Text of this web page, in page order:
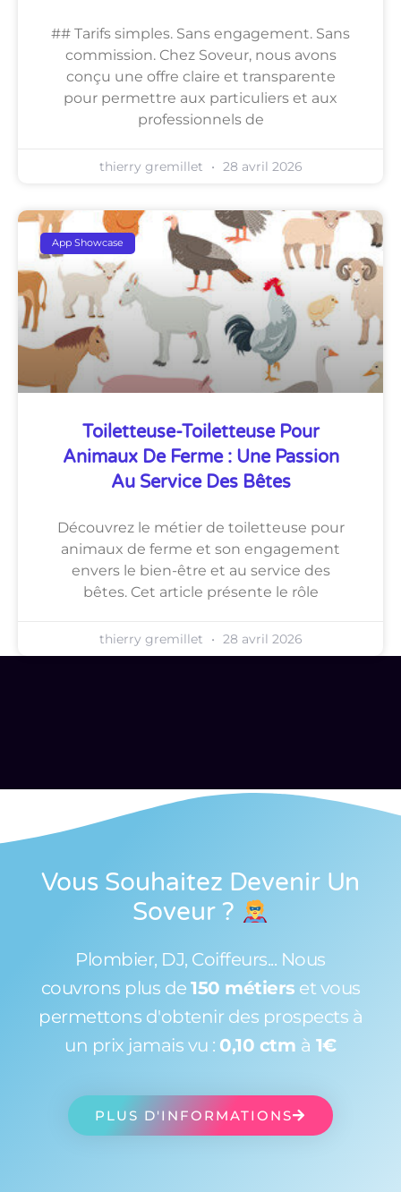
## Tarifs simples. Sans engagement. Sans
commission. Chez Soveur, nous avons
conçu une offre claire et transparente
pour permettre aux particuliers et aux
professionnels de
thierry gremillet 28 avril 2026
App Showcase
Toiletteuse-Toiletteuse Pour
Animaux De Ferme : Une Passion
Au Service Des Bêtes
Découvrez le métier de toiletteuse pour
animaux de ferme et son engagement
envers le bien-être et au service des
bêtes. Cet article présente le rôle
thierry gremillet 28 avril 2026
Vous Souhaitez Devenir Un
Soveur ?
Plombier, DJ, Coiffeurs... Nous
couvrons plus de 150 métiers et vous
permettons d'obtenir des prospects à
un prix jamais vu : 0,10 ctm à 1€
PLUS D'INFORMATIONS